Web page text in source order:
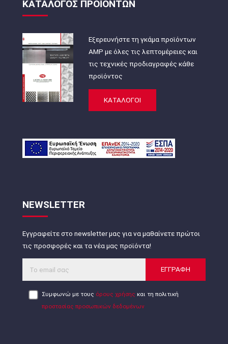
ΚΑΤΑΛΟΓΟΣ ΠΡΟΪΟΝΤΩΝ
Εξερευνήστε τη γκάμα προϊόντων
AMP με όλες τις λεπτομέρειες και
τις τεχνικές προδιαγραφές κάθε
προϊόντος
ΚΑΤΑΛΟΓΟΙ
NEWSLETTER
Εγγραφείτε στο newsletter μας για να μαθαίνετε πρώτοι
τις προσφορές και τα νέα μας προϊόντα!
ΕΓΓΡΑΦΗ
Συμφωνώ με τους όρους χρήσης και τη πολιτική
προστασίας προσωπικών δεδομένων